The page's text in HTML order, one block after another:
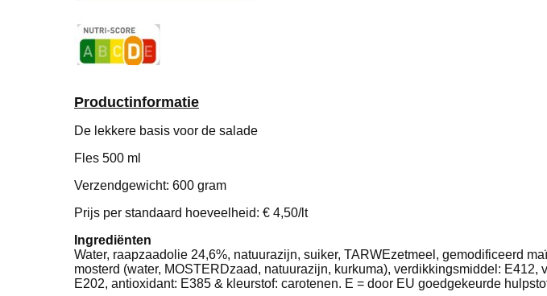
Productinformatie
De lekkere basis voor de salade
Fles 500 ml
Verzendgewicht: 600 gram
Prijs per standaard hoeveelheid: € 4,50/lt
Ingrediënten
Water, raapzaadolie 24,6%, natuurazijn, suiker, TARWEzetmeel, gemodificeerd
mosterd (water, MOSTERDzaad, natuurazijn, kurkuma), verdikkingsmiddel: E412,
E202, antioxidant: E385 & kleurstof: carotenen. E = door EU goedgekeurde